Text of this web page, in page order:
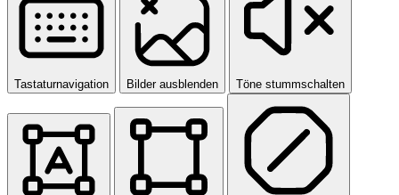
Tastaturnavigation Bilder ausblenden Töne stummschalten